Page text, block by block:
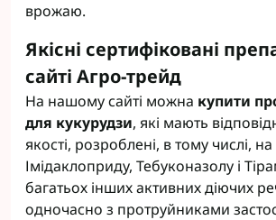
врожаю.
Якісні сертифіковані
сайті Агро-трейд
На нашому сайті можна купити
для кукурудзи, які мають
якості, розроблені, в тому числі, на
Імідаклоприду, Тебуконазолу і
багатьох інших активних діючих
одночасно з протруйниками